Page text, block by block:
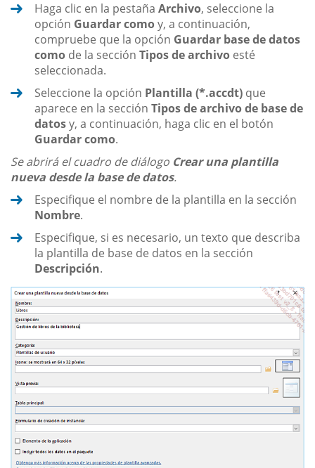
Haga clic en la pestaña Archivo, seleccione la
opción Guardar comoy, a continuación,
compruebe que la opción Guardar base de datos
como de la sección Tipos de archivo esté
seleccionada.
Seleccione la opción Plantilla (*.accdt) que
aparece en la sección Tipos de archivo de base de
datosy, a continuación, haga clic en el botón
Guardar como.
Se abrirá el cuadro de diálogo Crear una plantilla
nueva desde la base de datos.
Especifique el nombre de la plantilla en la sección
Nombre.
Especifique, si es necesario, un texto que describa
la plantilla de base de datos en la sección
Descripción.